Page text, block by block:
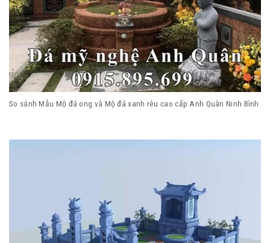
So sánh Mẫu Mộ đá ong và Mộ đá xanh rêu cao cấp Anh Quân Ninh Bình